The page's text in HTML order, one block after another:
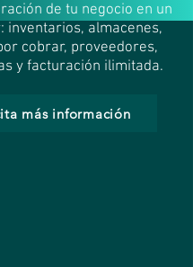
de tu negocio en un
inventarios, almacenes,
cobrar, proveedores,
y facturación ilimitada.
más información